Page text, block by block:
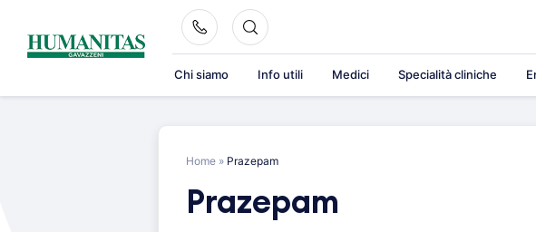
content
Chi siamo Info utili Medici Specialità cliniche
Home » Prazepam
Prazepam